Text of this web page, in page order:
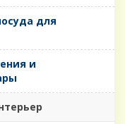
для
и